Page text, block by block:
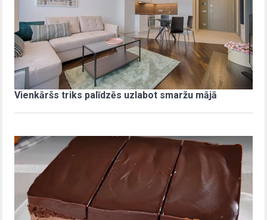
Vienkāršs triks palīdzēs uzlabot smaržu mājā